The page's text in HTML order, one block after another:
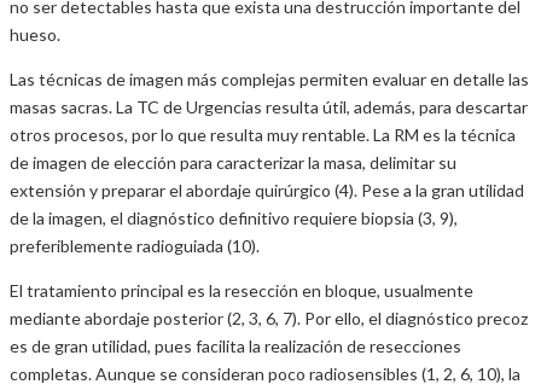
no ser detectables hasta que exista una destrucción importante del
hueso.
Las técnicas de imagen más complejas permiten evaluar en detalle las
masas sacras. La TC de Urgencias resulta útil, además, para descartar
otros procesos, por lo que resulta muy rentable. La RM es la técnica
de imagen de elección para caracterizar la masa, delimitar su
extensión y preparar el abordaje quirúrgico (4). Pese a la gran utilidad
de la imagen, el diagnóstico definitivo requiere biopsia (3, 9),
preferiblemente radioguiada (10).
El tratamiento principal es la resección en bloque, usualmente
mediante abordaje posterior (2, 3, 6, 7). Por ello, el diagnóstico precoz
es de gran utilidad, pues facilita la realización de resecciones
completas. Aunque se consideran poco radiosensibles (1, 2, 6, 10), la